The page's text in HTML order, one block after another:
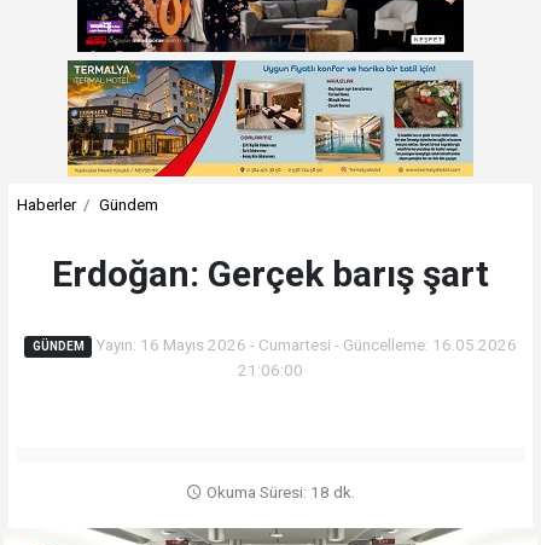
Haberler Gündem
Erdoğan: Gerçek barış şart
GÜNDEM
Yayın: 16 Mayıs 2026 - Cumartesi - Güncelleme: 16.05.2026
21:06:00
Okuma Süresi: 18 dk.